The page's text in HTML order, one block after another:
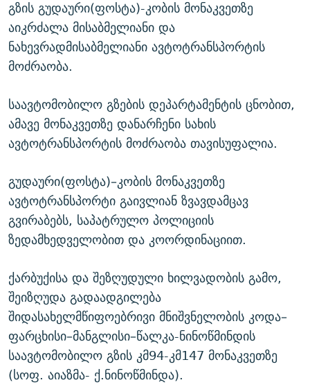
გზის გუდაური(ფოსტა)-კობის მონაკვეთზე
აიკრძალა მისაბმელიანი და
ნახევრადმისაბმელიანი ავტოტრანსპორტის
მოძრაობა.
საავტომობილო გზების დეპარტამენტის ცნობით,
ამავე მონაკვეთზე დანარჩენი სახის
ავტოტრანსპორტის მოძრაობა თავისუფალია.
გუდაური(ფოსტა)–კობის მონაკვეთზე
ავტოტრანსპორტი გაივლიან ზვავდამცავ
გვირაბებს, საპატრულო პოლიციის
ზედამხედველობით და კოორდინაციით.
ქარბუქისა და შეზღუდული ხილვადობის გამო,
შეიზღუდა გადაადგილება
შიდასახელმწიფოებრივი მნიშვნელობის კოდა–
ფარცხისი–მანგლისი–წალკა-ნინოწმინდის
საავტომობილო გზის კმ94-კმ147 მონაკვეთზე
(სოფ. აიაზმა- ქ.ნინოწმინდა).